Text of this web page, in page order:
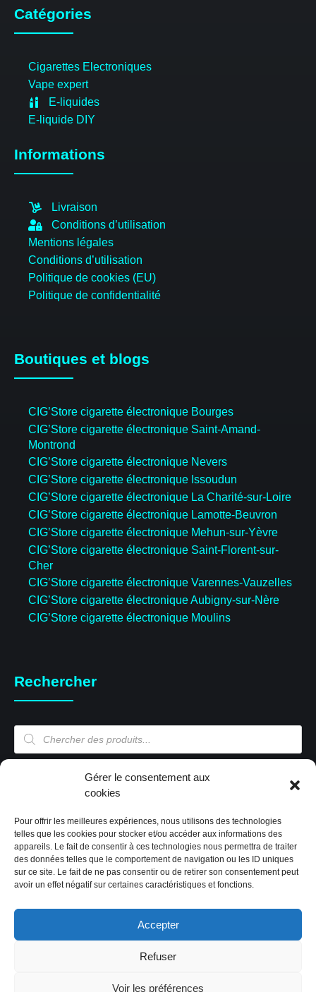
Gérer le consentement aux
cookies
Pour offrir les meilleures expériences, nous utilisons des technologies
telles que les cookies pour stocker et/ou accéder aux informations des
appareils. Le fait de consentir à ces technologies nous permettra de traiter
des données telles que le comportement de navigation ou les ID uniques
sur ce site. Le fait de ne pas consentir ou de retirer son consentement peut
avoir un effet négatif sur certaines caractéristiques et fonctions.
Accepter
Refuser
Voir les préférences
Catégories
Cigarettes Electroniques
Vape expert
E-liquides
E-liquide DIY
Informations
Livraison
Conditions d’utilisation
Mentions légales
Conditions d’utilisation
Politique de cookies (EU)
Politique de confidentialité
Boutiques et blogs
CIG’Store cigarette électronique Bourges
CIG’Store cigarette électronique Saint-Amand-
Montrond
CIG’Store cigarette électronique Nevers
CIG’Store cigarette électronique Issoudun
CIG’Store cigarette électronique La Charité-sur-Loire
CIG’Store cigarette électronique Lamotte-Beuvron
CIG’Store cigarette électronique Mehun-sur-Yèvre
CIG’Store cigarette électronique Saint-Florent-sur-
Cher
CIG’Store cigarette électronique Varennes-Vauzelles
CIG’Store cigarette électronique Aubigny-sur-Nère
CIG’Store cigarette électronique Moulins
Rechercher
Recherche
produits
Mon compte
Mon compte
Validation de la commande
Panier
Boutique
Politique de cookies (EU)
2019 Tous droits réservés by CIG'Store